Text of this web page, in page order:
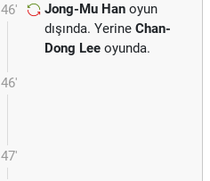
46' Jong-Mu Han oyun
dışında. Yerine Chan-
Dong Lee oyunda.
46'
47'